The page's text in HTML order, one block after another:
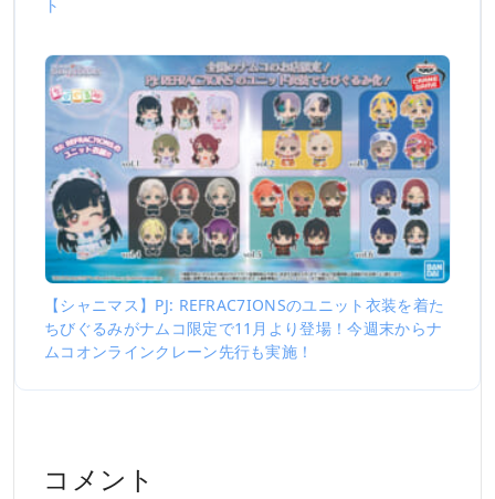
ト
【シャニマス】PJ: REFRAC7IONSのユニット衣装を着た
ちびぐるみがナムコ限定で11月より登場！今週末からナ
ムコオンラインクレーン先行も実施！
コメント